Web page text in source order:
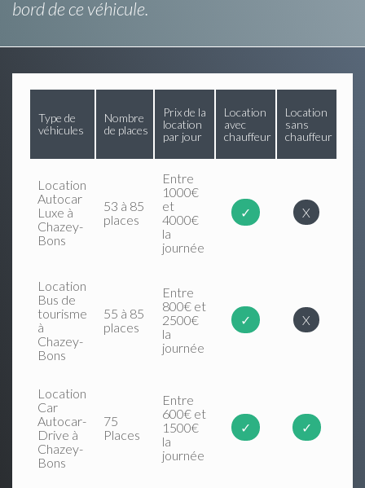
bord de ce véhicule.
Type de
véhicules
Nombre
de places
Prix de la
location
par jour
Location
avec
chauffeur
Location
sans
chauffeur
Location
Autocar
Luxe à
Chazey-
Bons
53 à 85
places
Entre
1000€
et
4000€
la
journée
✓ X
Location
Bus de
tourisme
à
Chazey-
Bons
55 à 85
places
Entre
800€ et
2500€
la
journée
✓ X
Location
Car
Autocar-
Drive à
Chazey-
Bons
75
Places
Entre
600€ et
1500€
la
journée
✓ ✓